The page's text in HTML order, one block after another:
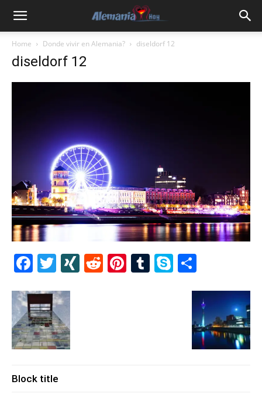
Home Donde vivir en Alemania? diseldorf 12
diseldorf 12
Facebook
Twitter
XINGReddit
Pinterest
Tumblr
Skype
Block title